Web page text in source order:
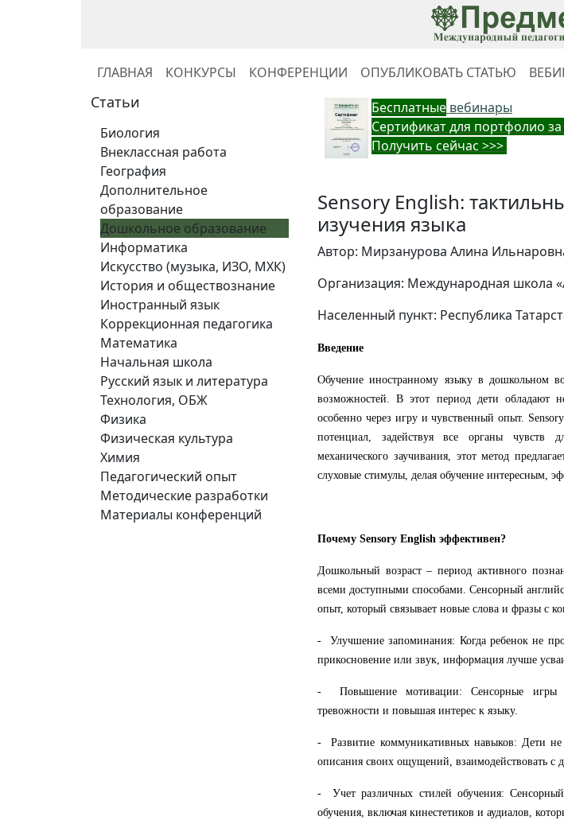
ГЛАВНАЯ КОНКУРСЫ КОНФЕРЕНЦИИ ОПУБЛИКОВАТЬ СТАТЬЮ
Статьи
Биология
Внеклассная работа
География
Дополнительное
образование
Дошкольное образование
Информатика
Искусство (музыка, ИЗО, МХК)
История и обществознание
Иностранный язык
Коррекционная педагогика
Математика
Начальная школа
Русский язык и литература
Технология, ОБЖ
Физика
Физическая культура
Химия
Педагогический опыт
Методические разработки
Материалы конференций
Бесплатные вебинары
Cертификат для портфолио
Получить сейчас >>>
Sensory English:
изучения языка
Автор: Мирзанурова Алина
Организация: Международная школа
Населенный пункт: Республика
Введение
Обучение иностранному языку в дошкольном
возможностей. В этот период дети обладают
особенно через игру и чувственный опыт.
потенциал, задействуя все органы чувств
механического заучивания, этот метод
слуховые стимулы, делая обучение интересным,
Почему Sensory English эффективен?
Дошкольный возраст – период активного
всеми доступными способами. Сенсорный
опыт, который связывает новые слова и фразы с
- Улучшение запоминания: Когда ребенок не
прикосновение или звук, информация лучше
- Повышение мотивации: Сенсорные игры
тревожности и повышая интерес к языку.
- Развитие коммуникативных навыков: Дети не
описания своих ощущений, взаимодействовать с
- Учет различных стилей обучения:
обучения, включая кинестетиков и аудиалов,